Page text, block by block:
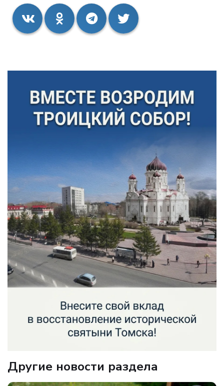
Другие новости раздела